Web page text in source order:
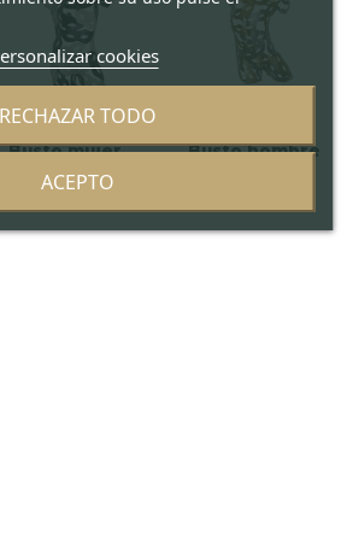
Bluemoon Venice
Busto mujer
negro
Busto hombre
cookies
RECHAZAR TODO
ACEPTO